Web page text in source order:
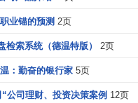
论观点看，坎南深受英国
时代著名的经济学家
<<纸英镑>>为题重新出
表明了坎南在货币问题方
的年代中与凯恩斯的冲突
业锚的预测 2页
检索系统（德温特版） 2页
：勤奋的银行家 5页
公司理财、投资决策案例 12页